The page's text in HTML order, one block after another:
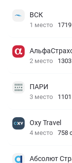
ВСК
1 место
2 место
ПАРИ
3 место
Oxy Travel
4 место 758
Абсолют